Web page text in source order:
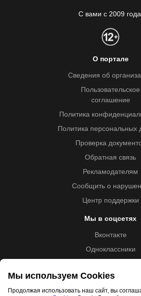
С вами с 2009
О портале
Сведения об
Пользовательское
соглашение
Политика
Политика персональных
Проверка
Обратная связь
Рекламодателям
Сообщить о
Центр поддержки
Мы в соцсетях
Вконтакте
Одноклассники
Мы используем Cookies
Продолжая использовать наш сайт, вы